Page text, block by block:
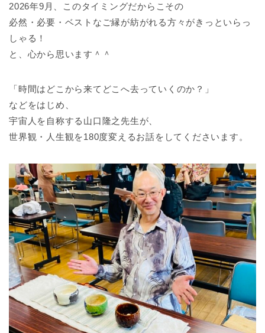
2026年9月、このタイミングだからこその
必然・必要・ベストなご縁が紡がれる方々がきっといらっ
しゃる！
と、心から思います＾＾
「時間はどこから来てどこへ去っていくのか？」
などをはじめ、
宇宙人を自称する山口隆之先生が、
世界観・人生観を180度変えるお話をしてくださいます。